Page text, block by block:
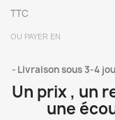
TTC
OU PAYER EN
Livraison sous 3-4
Un prix , un
une